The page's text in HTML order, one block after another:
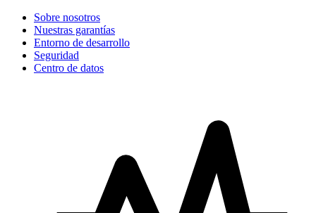
Sobre nosotros
Nuestras garantías
Entorno de desarrollo
Seguridad
Centro de datos